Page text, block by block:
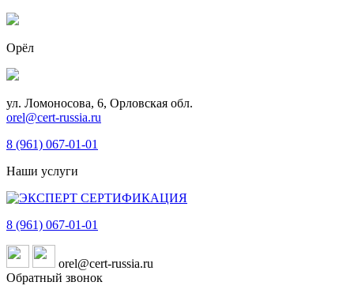
Орёл
ул. Ломоносова, 6, Орловская обл.
orel@cert-russia.ru
8 (961) 067-01-01
Наши услуги
8 (961) 067-01-01
orel@cert-russia.ru
Обратный звонок